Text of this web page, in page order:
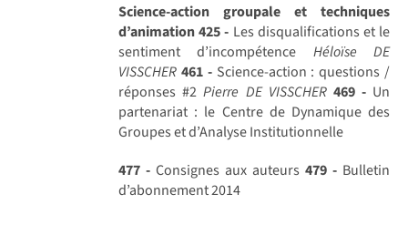
Science-action groupale et techniques
d’animation425 - Les disqualifications et le
sentiment d’incompétence Héloïse DE
VISSCHER 461 -Science-action : questions /
réponses #2Pierre DE VISSCHER 469 -Un
partenariat : le Centre de Dynamique des
Groupes et d’Analyse Institutionnelle
477 - Consignes aux auteurs479 - Bulletin
d’abonnement 2014